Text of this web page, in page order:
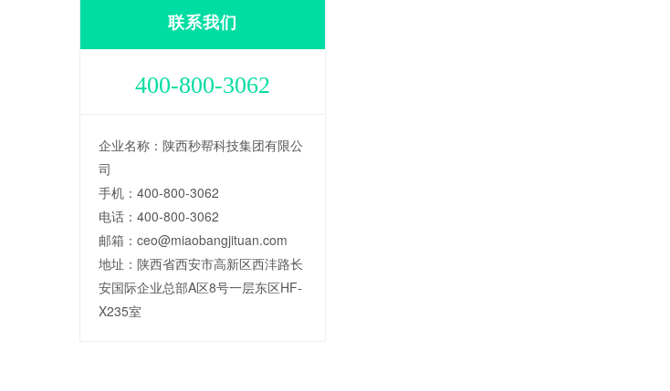
联系我们
400-800-3062
企业名称：陕西秒帮科技集团有限公
司
手机：400-800-3062
电话：400-800-3062
邮箱：ceo@miaobangjituan.com
地址：陕西省西安市高新区西沣路长
安国际企业总部A区8号一层东区HF-
X235室